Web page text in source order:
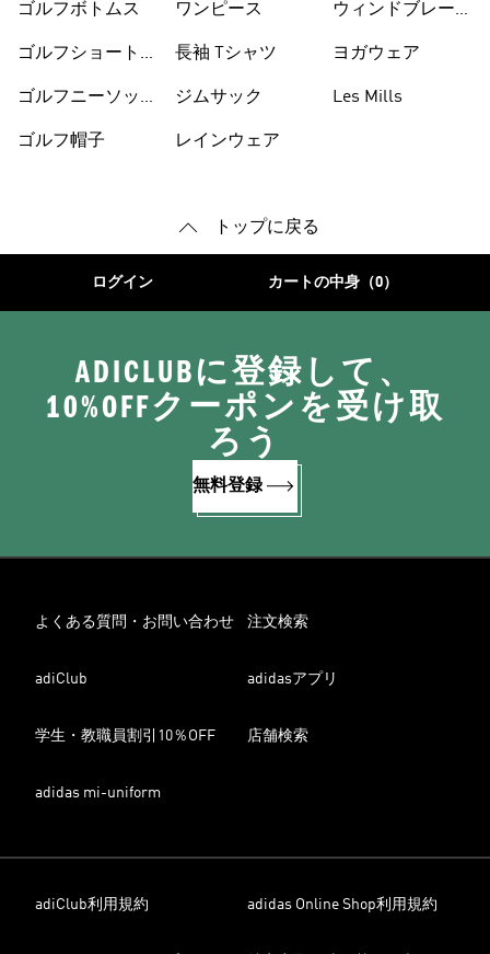
ゴルフボトムス
ゴルフショートパ
ゴルフニーソック
ゴルフ帽子
ワンピース
長袖 Tシャツ
ジムサック
レインウェア
ウィンドブレーカ
ヨガウェア
Les Mills
トップに戻る
ログイン カートの中身（0）
ADICLUBに登録して、
10%OFFクーポンを受け取
ろう
無料登録
よくある質問・お問い合わせ 注文検索
adiClub adidasアプリ
学生・教職員割引10％OFF 店舗検索
adidas mi-uniform
adiClub利用規約 adidas Online Shop利用規約